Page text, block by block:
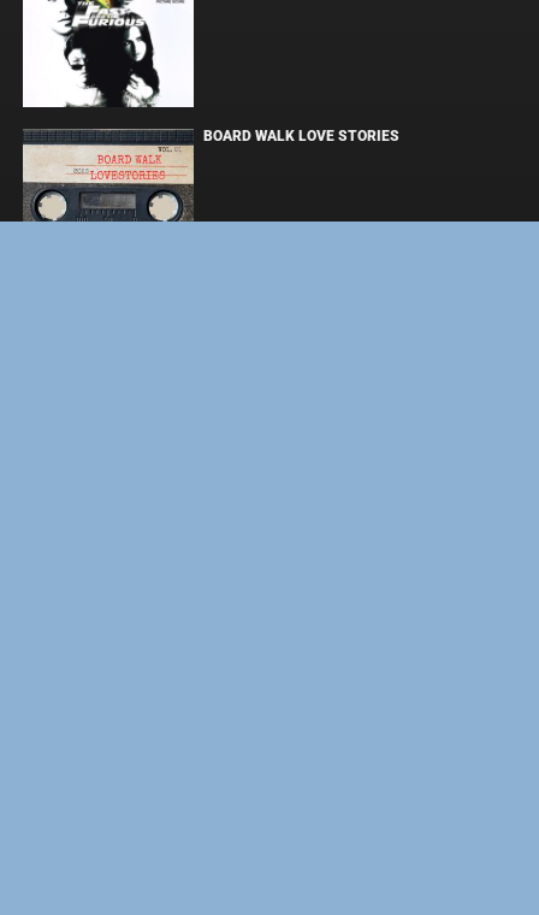
BOARD WALK LOVE STORIES